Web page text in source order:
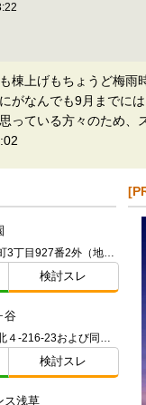
棟上げもちょうど梅
がなんでも9月までに
っている方々のため、
東京都練馬区石神井町3丁目927番2外（地番）
検討スレ
谷
東京都杉並区阿佐谷北４-216-23および同番2（地番）
検討スレ
ス浅草